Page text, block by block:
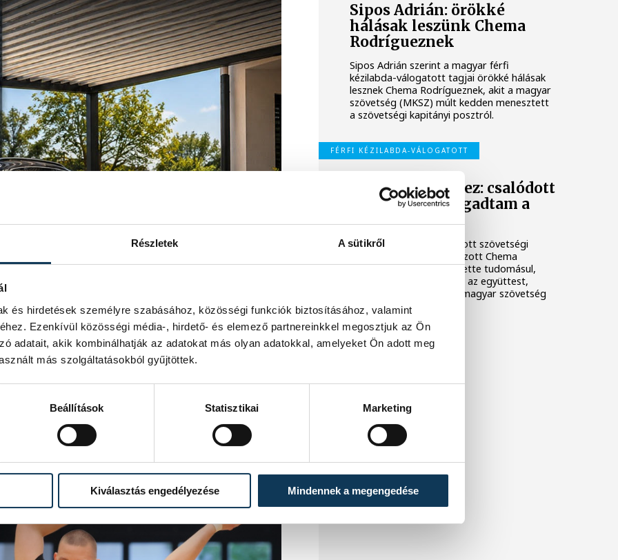
Részletek A sütikről
és hirdetések személyre szabásához, közösségi funkciók biztosításához, valamint
Ezenkívül közösségi média-, hirdető- és elemező partnereinkkel megosztjuk az Ön
adatait, akik kombinálhatják az adatokat más olyan adatokkal, amelyeket Ön adott meg
más szolgáltatásokból gyűjtöttek.
Beállítások Statisztikai Marketing
Kiválasztás engedélyezése Mindennek a megengedése
Sipos Adrián: örökké
hálásak leszünk Chema
Rodrígueznek
Sipos Adrián szerint a magyar férfi
kézilabda-válogatott tagjai örökké hálásak
lesznek Chema Rodrígueznek, akit a magyar
szövetség (MKSZ) múlt kedden menesztett
a szövetségi kapitányi posztról.
FÉRFI KÉZILABDA-VÁLOGATOTT
Chema Rodríguez: csalódott
vagyok, de elfogadtam a
döntést
A férfi kézilabda-válogatott szövetségi
kapitányi posztjáról távozott Chema
Rodríguez csalódottan vette tudomásul,
hogy már nem ő irányítja az együttest,
ugyanakkor elfogadta a magyar szövetség
döntését.